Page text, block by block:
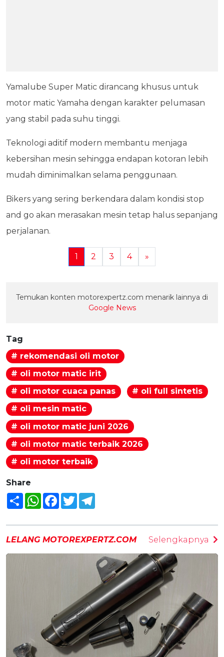
Yamalube Super Matic dirancang khusus untuk
motor matic Yamaha dengan karakter pelumasan
yang stabil pada suhu tinggi.
Teknologi aditif modern membantu menjaga
kebersihan mesin sehingga endapan kotoran lebih
mudah diminimalkan selama penggunaan.
Bikers yang sering berkendara dalam kondisi stop
and go akan merasakan mesin tetap halus sepanjang
perjalanan.
1 2 3 4 »
Temukan konten motorexpertz.com menarik lainnya di
Google News
Tag
# rekomendasi oli motor
# oli motor matic irit
# oli motor cuaca panas
# oli full sintetis
# oli mesin matic
# oli motor matic juni 2026
# oli motor matic terbaik 2026
# oli motor terbaik
Share
Share WhatsAppFacebook
Twitter
LELANG MOTOREXPERTZ.COM Selengkapnya